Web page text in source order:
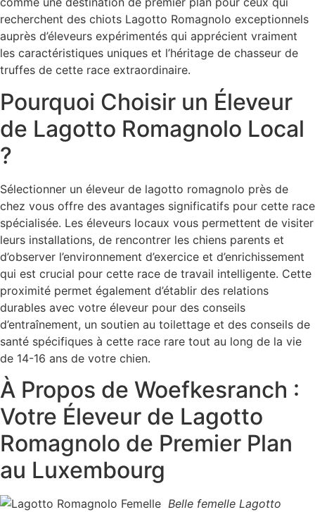
recherchent des chiots Lagotto Romagnolo exceptionnels
auprès d’éleveurs expérimentés qui apprécient vraiment
les caractéristiques uniques et l’héritage de chasseur de
truffes de cette race extraordinaire.
Pourquoi Choisir un Éleveur
de Lagotto Romagnolo Local
?
Sélectionner un éleveur de lagotto romagnolo près de
chez vous offre des avantages significatifs pour cette race
spécialisée. Les éleveurs locaux vous permettent de visiter
leurs installations, de rencontrer les chiens parents et
d’observer l’environnement d’exercice et d’enrichissement
qui est crucial pour cette race de travail intelligente. Cette
proximité permet également d’établir des relations
durables avec votre éleveur pour des conseils
d’entraînement, un soutien au toilettage et des conseils de
santé spécifiques à cette race rare tout au long de la vie
de 14-16 ans de votre chien.
À Propos de Woefkesranch :
Votre Éleveur de Lagotto
Romagnolo de Premier Plan
au Luxembourg
Belle femelle Lagotto